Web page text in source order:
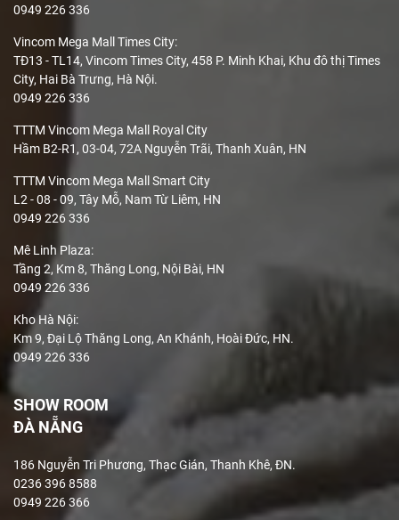
0949 226 336
Vincom Mega Mall Times City:
TĐ13 - TL14, Vincom Times City, 458 P. Minh Khai, Khu đô thị Times
City, Hai Bà Trưng, Hà Nội.
0949 226 336
TTTM Vincom Mega Mall Royal City
Hầm B2-R1, 03-04, 72A Nguyễn Trãi, Thanh Xuân, HN
TTTM Vincom Mega Mall Smart City
L2 - 08 - 09, Tây Mỗ, Nam Từ Liêm, HN
0949 226 336
Mê Linh Plaza:
Tầng 2, Km 8, Thăng Long, Nội Bài, HN
0949 226 336
Kho Hà Nội:
Km 9, Đại Lộ Thăng Long, An Khánh, Hoài Đức, HN.
0949 226 336
SHOW ROOM
ĐÀ NẴNG
186 Nguyễn Tri Phương, Thạc Gián, Thanh Khê, ĐN.
0236 396 8588
0949 226 366